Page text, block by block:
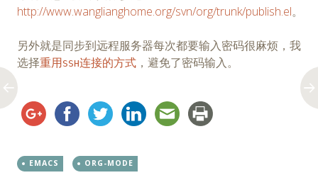
http://www.wanglianghome.org/svn/org/trunk/publish.el。
另外就是同步到远程服务器每次都要输入密码很麻烦，我
选择重用SSH连接的方式 ，避免了密码输入。
EMACS ORG-MODE